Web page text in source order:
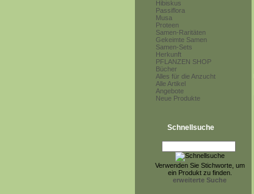
Hibiskus
Passiflora
Musa
Proteen
Samen-Raritäten
Gekeimte Samen
Samen-Sets
Herkunft
PFLANZEN SHOP
Bücher
Alles für die Anzucht
Alle Artikel
Angebote
Neue Produkte
Schnellsuche
Verwenden Sie Stichworte, um
ein Produkt zu finden.
erweiterte Suche